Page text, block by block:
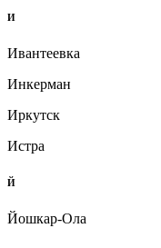
И
Ивантеевка
Инкерман
Иркутск
Истра
Й
Йошкар-Ола